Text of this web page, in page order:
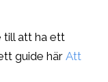
till att ha ett
guide här Att